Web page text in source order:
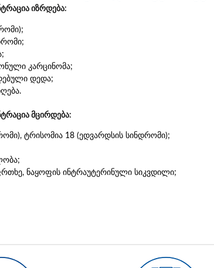
იზრდება:
კარცინომა;
დედა;
მცირდება:
ტრისომია 18 (ედვარდსის სინდრომი);
ნაყოფის ინტრაუტერინული სიკვდილი;